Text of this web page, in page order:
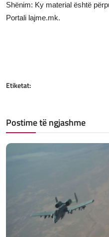
Shënim: Ky material është
Portali lajme.mk.
Etiketat:
Postime të ngjashme